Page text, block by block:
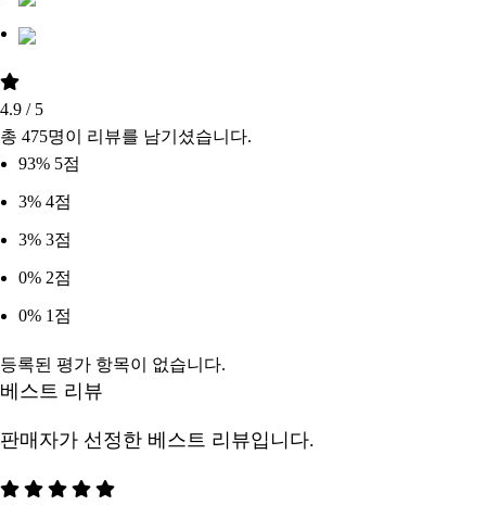
4.9 / 5
총 475명이 리뷰를 남기셨습니다.
93% 5점
3% 4점
3% 3점
0% 2점
0% 1점
등록된 평가 항목이 없습니다.
베스트 리뷰
판매자가 선정한 베스트 리뷰입니다.